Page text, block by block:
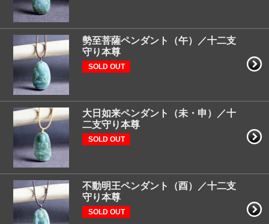
勢至菩薩ペンダント（午）／十二支
守り本尊
SOLD OUT
大日如来ペンダント（未・申）／十
二支守り本尊
SOLD OUT
不動明王ペンダント（酉）／十二支
守り本尊
SOLD OUT